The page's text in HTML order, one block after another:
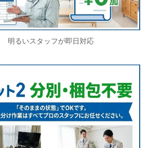
明るいスタッフが即日対応